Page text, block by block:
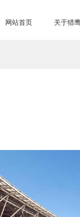
网站首页 关于猎